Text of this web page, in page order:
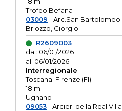
Trofeo Befana
03009 - Arc.San Bartolomeo
Briozzo, Giorgio
R2609003
dal: 06/01/2026
al: 06/01/2026
Interregionale
Toscana: Firenze (FI)
18 m
Ugnano
09053- Arcieri della Real Villa